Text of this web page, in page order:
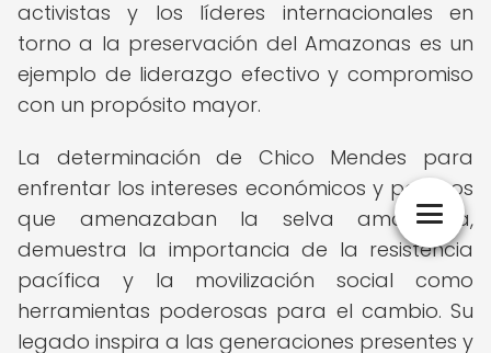
activistas y los líderes internacionales en
torno a la preservación del Amazonas es un
ejemplo de liderazgo efectivo y compromiso
con un propósito mayor.
La determinación de Chico Mendes para
enfrentar los intereses económicos y políticos
que amenazaban la selva amazónica,
demuestra la importancia de la resistencia
pacífica y la movilización social como
herramientas poderosas para el cambio. Su
legado inspira a las generaciones presentes y